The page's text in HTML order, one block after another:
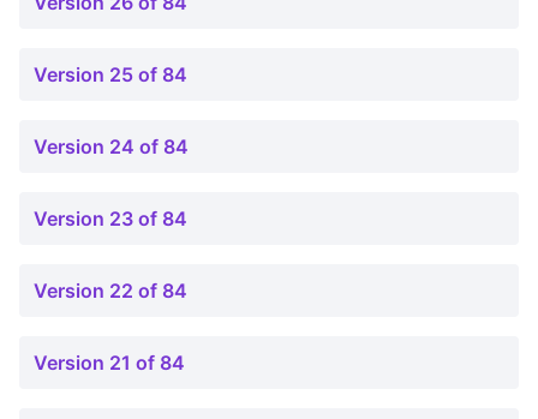
Version 25 of 84
Version 24 of 84
Version 23 of 84
Version 22 of 84
Version 21 of 84